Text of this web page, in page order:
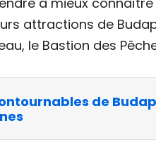
attractions de
le Bastion des
de